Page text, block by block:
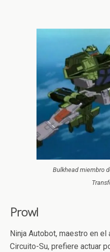
Bulkhead miembro
Prowl
Ninja Autobot, maestro en el
Circuito-Su, prefiere actuar